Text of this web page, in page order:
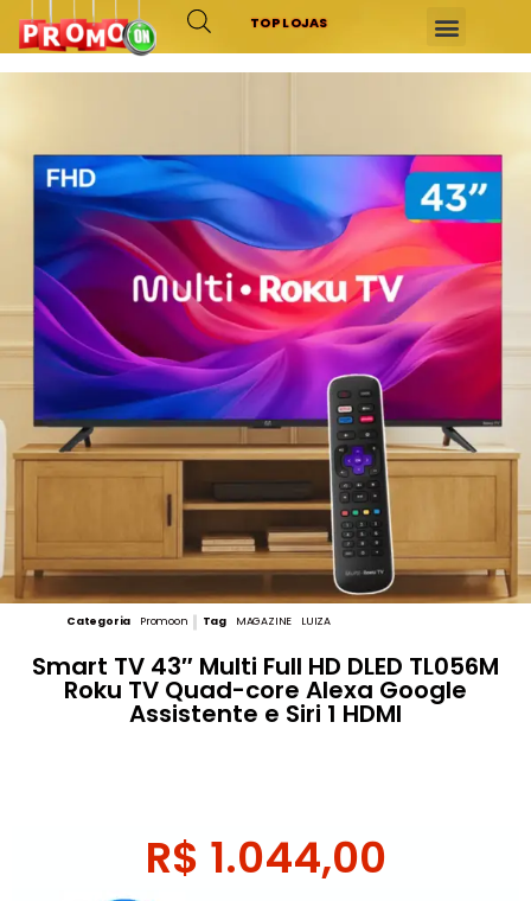
TOP LOJAS
Categoria Promoon Tag MAGAZINE LUIZA
Smart TV 43″ Multi Full HD DLED TL056M
Roku TV Quad-core Alexa Google
Assistente e Siri 1 HDMI
R$ 1.044,00